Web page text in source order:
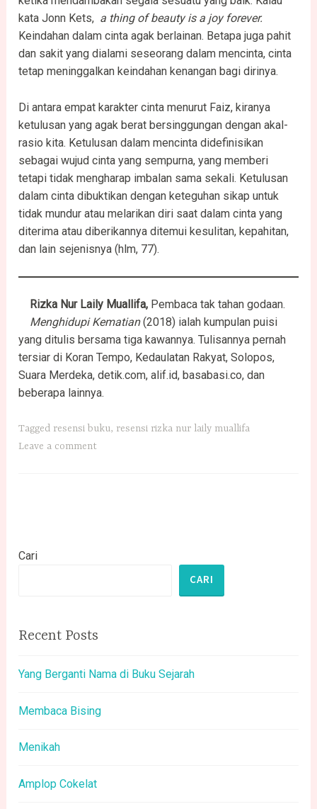
kata Jonn Kets, a thing of beauty is a joy forever.
Keindahan dalam cinta agak berlainan. Betapa juga pahit
dan sakit yang dialami seseorang dalam mencinta, cinta
tetap meninggalkan keindahan kenangan bagi dirinya.
Di antara empat karakter cinta menurut Faiz, kiranya
ketulusan yang agak berat bersinggungan dengan akal-
rasio kita. Ketulusan dalam mencinta didefinisikan
sebagai wujud cinta yang sempurna, yang memberi
tetapi tidak mengharap imbalan sama sekali. Ketulusan
dalam cinta dibuktikan dengan keteguhan sikap untuk
tidak mundur atau melarikan diri saat dalam cinta yang
diterima atau diberikannya ditemui kesulitan, kepahitan,
dan lain sejenisnya (hlm, 77).
Rizka Nur Laily Muallifa, Pembaca tak tahan godaan.
Menghidupi Kematian(2018) ialah kumpulan puisi
yang ditulis bersama tiga kawannya. Tulisannya pernah
tersiar di Koran Tempo, Kedaulatan Rakyat, Solopos,
Suara Merdeka, detik.com, alif.id, basabasi.co, dan
beberapa lainnya.
Tagged resensi buku, resensi rizka nur laily muallifa
Leave a comment
Cari
CARI
Recent Posts
Yang Berganti Nama di Buku Sejarah
Membaca Bising
Menikah
Amplop Cokelat